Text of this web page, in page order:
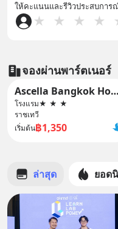
ให้คะแนนและรีวิวประสบกา
★ ★ ★ ★
จองผ่านพาร์ตเนอร์
Ascella Bangkok Hotel
โรงแรม★ ★ ★
ราชเทวี
เริ่มต้น฿1,350
ล่าสุด ยอด